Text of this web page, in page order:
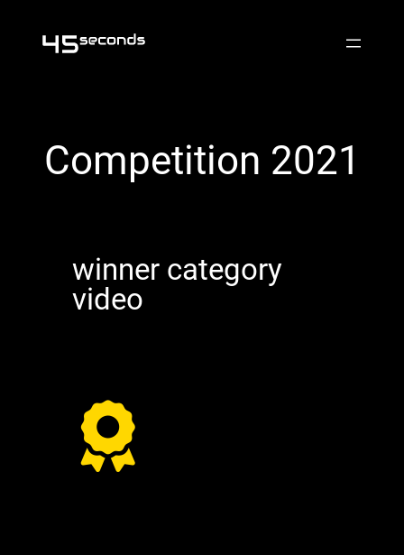
Competition 2021
winner category
video